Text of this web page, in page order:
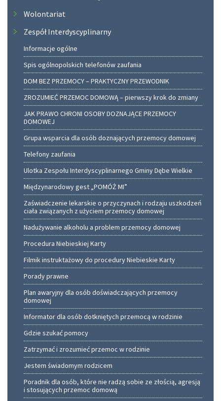
Wolontariat
Zespół Interdyscyplinarny
Informacje ogólne
Spis ogólnopolskich telefonów zaufania
DOM BEZ PRZEMOCY – PRAKTYCZNY PRZEWODNIK
ZROZUMIEĆ PRZEMOC DOMOWĄ – pierwszy krok do zmiany
JAK PRAWO CHRONI OSOBY DOZNAJĄCE PRZEMOCY
DOMOWEJ
Grupa wsparcia dla osób doznających przemocy domowej
Telefony zaufania
Ulotka Zespołu Interdyscyplinarnego Gminy Dębe Wielkie
Międzynarodowy gest „POMÓŻ MI”
Zaświadczenie lekarskie o przyczynach i rodzaju uszkodzeń
ciała związanych z użyciem przemocy domowej
Nadużywanie alkoholu a problem przemocy domowej
Procedura Niebieskiej Karty
Filmik instruktażowy do procedury Niebieskie Karty
Porady prawne
Plan awaryjny dla osób doświadczających przemocy
domowej
Informator dla osób dotkniętych przemocą w rodzinie
Gdzie szukać pomocy
Zatrzymać i zrozumieć przemoc w rodzinie
Jestem świadomym rodzicem
Poradnik dla osób, które nie radzą sobie ze złością, agresją
i stosujących przemoc domową